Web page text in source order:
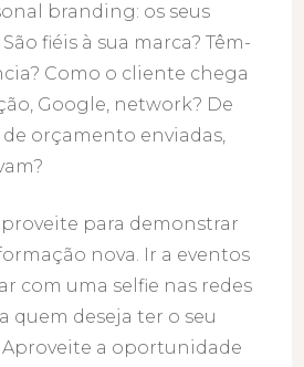
branding: os seus
fiéis à sua marca? Têm-
Como o cliente chega
Google, network? De
orçamento enviadas,
para demonstrar
nova. Ir a eventos
com uma selfie nas redes
quem deseja ter o seu
a oportunidade